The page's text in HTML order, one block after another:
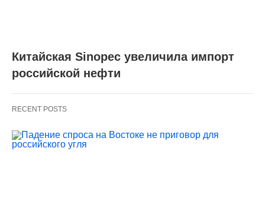
Китайская Sinopec увеличила импорт
российской нефти
RECENT POSTS